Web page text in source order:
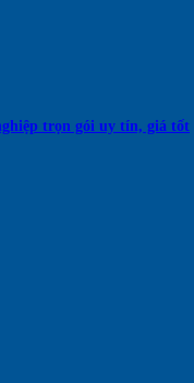
trọn gói uy tín, giá tốt